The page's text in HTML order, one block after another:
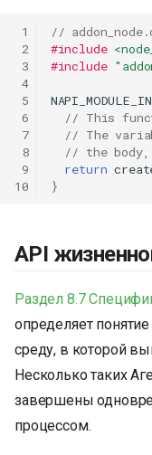
1
2
3
4
5
6
7
8
9
10
//
#include
#include
// This
// The
// the body,
return
}
API
Раздел 8.7
определяет
среду, в которой
Несколько таких
завершены
процессом.